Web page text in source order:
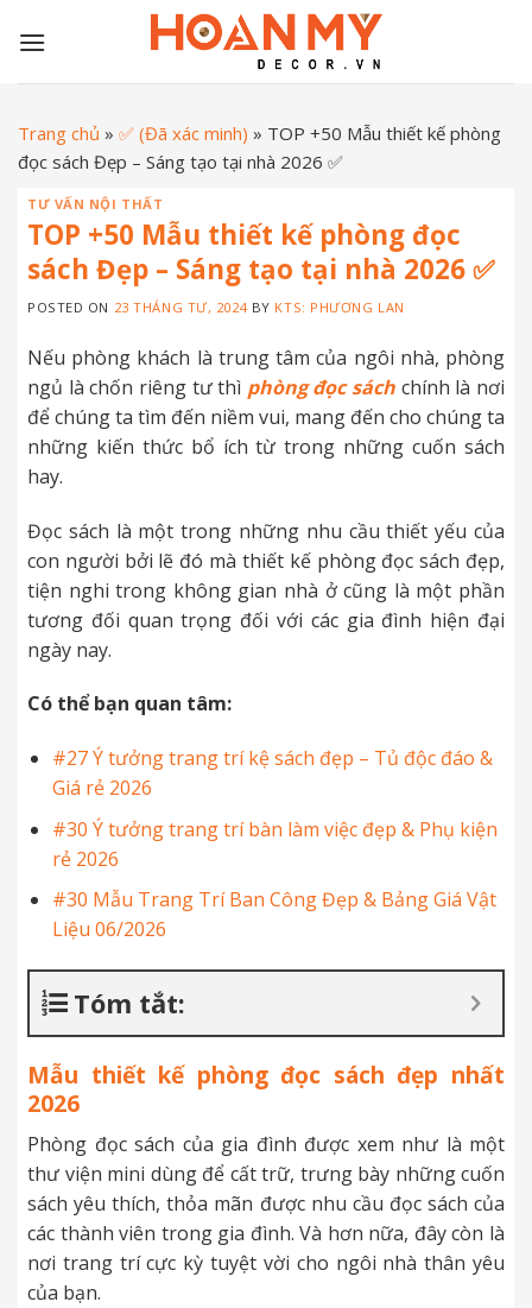
Trang chủ » ✅ (Đã xác minh) » TOP +50 Mẫu thiết kế phòng
đọc sách Đẹp – Sáng tạo tại nhà 2026 ✅
TƯ VẤN NỘI THẤT
TOP +50 Mẫu thiết kế phòng đọc
sách Đẹp – Sáng tạo tại nhà 2026 ✅
POSTED ON 23 THÁNG TƯ, 2024BY KTS: PHƯƠNG LAN
Nếu phòng khách là trung tâm của ngôi nhà, phòng
ngủ là chốn riêng tư thì phòng đọc sách chính là nơi
để chúng ta tìm đến niềm vui, mang đến cho chúng ta
những kiến thức bổ ích từ trong những cuốn sách
hay.
Đọc sách là một trong những nhu cầu thiết yếu của
con người bởi lẽ đó mà thiết kế phòng đọc sách đẹp,
tiện nghi trong không gian nhà ở cũng là một phần
tương đối quan trọng đối với các gia đình hiện đại
ngày nay.
Có thể bạn quan tâm:
#27 Ý tưởng trang trí kệ sách đẹp – Tủ độc đáo &
Giá rẻ 2026
#30 Ý tưởng trang trí bàn làm việc đẹp & Phụ kiện
rẻ 2026
#30 Mẫu Trang Trí Ban Công Đẹp & Bảng Giá Vật
Liệu 06/2026
Tóm tắt:
Mẫu thiết kế phòng đọc sách đẹp nhất
2026
Phòng đọc sách của gia đình được xem như là một
thư viện mini dùng để cất trữ, trưng bày những cuốn
sách yêu thích, thỏa mãn được nhu cầu đọc sách của
các thành viên trong gia đình. Và hơn nữa, đây còn là
nơi trang trí cực kỳ tuyệt vời cho ngôi nhà thân yêu
của bạn.